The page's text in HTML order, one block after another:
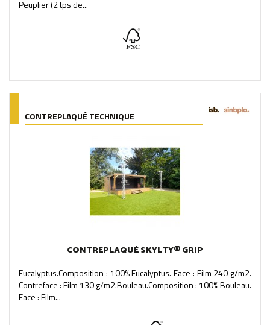
Peuplier (2 tps de...
CONTREPLAQUÉ TECHNIQUE
CONTREPLAQUÉ SKYLTY® GRIP
Eucalyptus.Composition : 100% Eucalyptus. Face : Film 240 g/m2.
Contreface : Film 130 g/m2.Bouleau.Composition : 100% Bouleau.
Face : Film...